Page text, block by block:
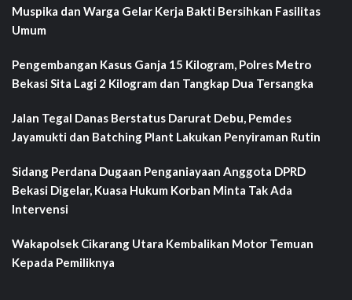
Muspika dan Warga Gelar Kerja Bakti Bersihkan Fasilitas
Umum
Pengembangan Kasus Ganja 15 Kilogram, Polres Metro
Bekasi Sita Lagi 2 Kilogram dan Tangkap Dua Tersangka
Jalan Tegal Danas Berstatus Darurat Debu, Pemdes
Jayamukti dan Batching Plant Lakukan Penyiraman Rutin
Sidang Perdana Dugaan Penganiayaan Anggota DPRD
Bekasi Digelar, Kuasa Hukum Korban Minta Tak Ada
Intervensi
Wakapolsek Cikarang Utara Kembalikan Motor Temuan
Kepada Pemiliknya